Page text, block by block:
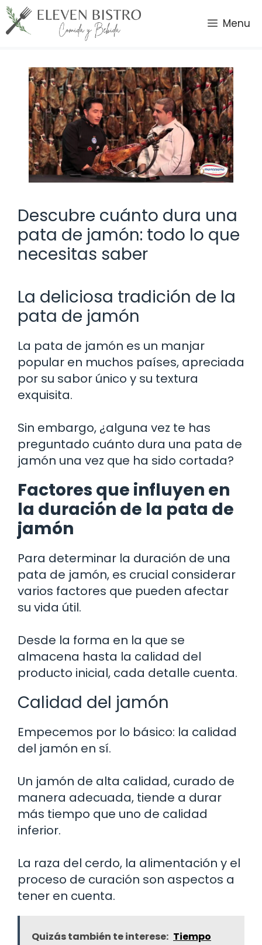
Saltar
al
contenido
Menu
Descubre cuánto dura una
pata de jamón: todo lo que
necesitas saber
La deliciosa tradición de la
pata de jamón
La pata de jamón es un manjar
popular en muchos países, apreciada
por su sabor único y su textura
exquisita.
Sin embargo, ¿alguna vez te has
preguntado cuánto dura una pata de
jamón una vez que ha sido cortada?
Factores que influyen en
la duración de la pata de
jamón
Para determinar la duración de una
pata de jamón, es crucial considerar
varios factores que pueden afectar
su vida útil.
Desde la forma en la que se
almacena hasta la calidad del
producto inicial, cada detalle cuenta.
Calidad del jamón
Empecemos por lo básico: la calidad
del jamón en sí.
Un jamón de alta calidad, curado de
manera adecuada, tiende a durar
más tiempo que uno de calidad
inferior.
La raza del cerdo, la alimentación y el
proceso de curación son aspectos a
tener en cuenta.
Quizás también te interese: Tiempo